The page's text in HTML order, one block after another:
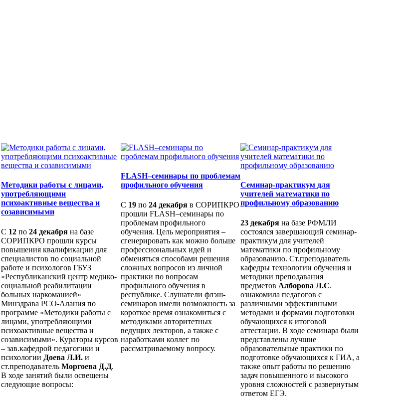
Методики работы с лицами,
употребляющими
психоактивные вещества и
созависимыми
С 12 по 24 декабря на базе
СОРИПКРО прошли курсы
повышения квалификации для
специалистов по социальной
работе и психологов ГБУЗ
«Республиканский центр медико-
социальной реабилитации
больных наркоманией»
Минздрава РСО-Алания по
программе «Методики работы с
лицами, употребляющими
психоактивные вещества и
созависимыми». Кураторы курсов
– зав.кафедрой педагогики и
психологии Доева Л.И. и
ст.преподаватель Моргоева Д.Д.
В ходе занятий были освещены
следующие вопросы:
FLASH–семинары по проблемам
профильного обучения
С 19 по 24 декабря в СОРИПКРО
прошли FLASH–семинары по
проблемам профильного
обучения. Цель мероприятия –
сгенерировать как можно больше
профессиональных идей и
обменяться способами решения
сложных вопросов из личной
практики по вопросам
профильного обучения в
республике. Слушатели флэш-
семинаров имели возможность за
короткое время ознакомиться с
методиками авторитетных
ведущих лекторов, а также с
наработками коллег по
рассматриваемому вопросу.
Семинар-практикум для
учителей математики по
профильному образованию
23 декабря на базе РФМЛИ
состоялся завершающий семинар-
практикум для учителей
математики по профильному
образованию. Ст.преподаватель
кафедры технологии обучения и
методики преподавания
предметов Алборова Л.С.
ознакомила педагогов с
различными эффективными
методами и формами подготовки
обучающихся к итоговой
аттестации. В ходе семинара были
представлены лучшие
образовательные практики по
подготовке обучающихся к ГИА, а
также опыт работы по решению
задач повышенного и высокого
уровня сложностей с развернутым
ответом ЕГЭ.